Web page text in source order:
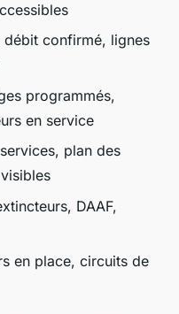
débit confirmé, lignes
programmés,
en service
plan des
DAAF,
en place, circuits de